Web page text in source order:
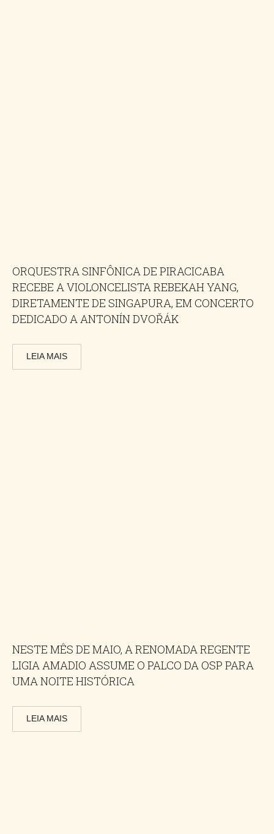
ORQUESTRA SINFÔNICA DE PIRACICABA
RECEBE A VIOLONCELISTA REBEKAH YANG,
DIRETAMENTE DE SINGAPURA, EM CONCERTO
DEDICADO A ANTONÍN DVOŘÁK
LEIA MAIS
NESTE MÊS DE MAIO, A RENOMADA REGENTE
LIGIA AMADIO ASSUME O PALCO DA OSP PARA
UMA NOITE HISTÓRICA
LEIA MAIS